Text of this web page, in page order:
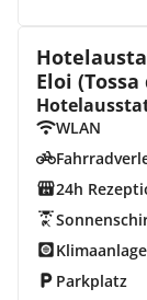
Eloi
WLAN
24h
Klimaanlage
Parkplatz